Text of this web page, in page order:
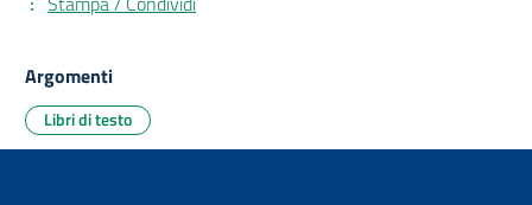
Argomenti
Libri di testo